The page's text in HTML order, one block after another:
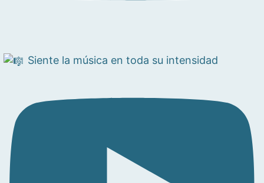
Siente la música en toda su intensidad